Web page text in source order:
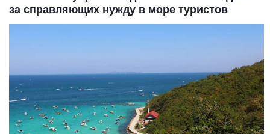
за справляющих нужду в море туристов